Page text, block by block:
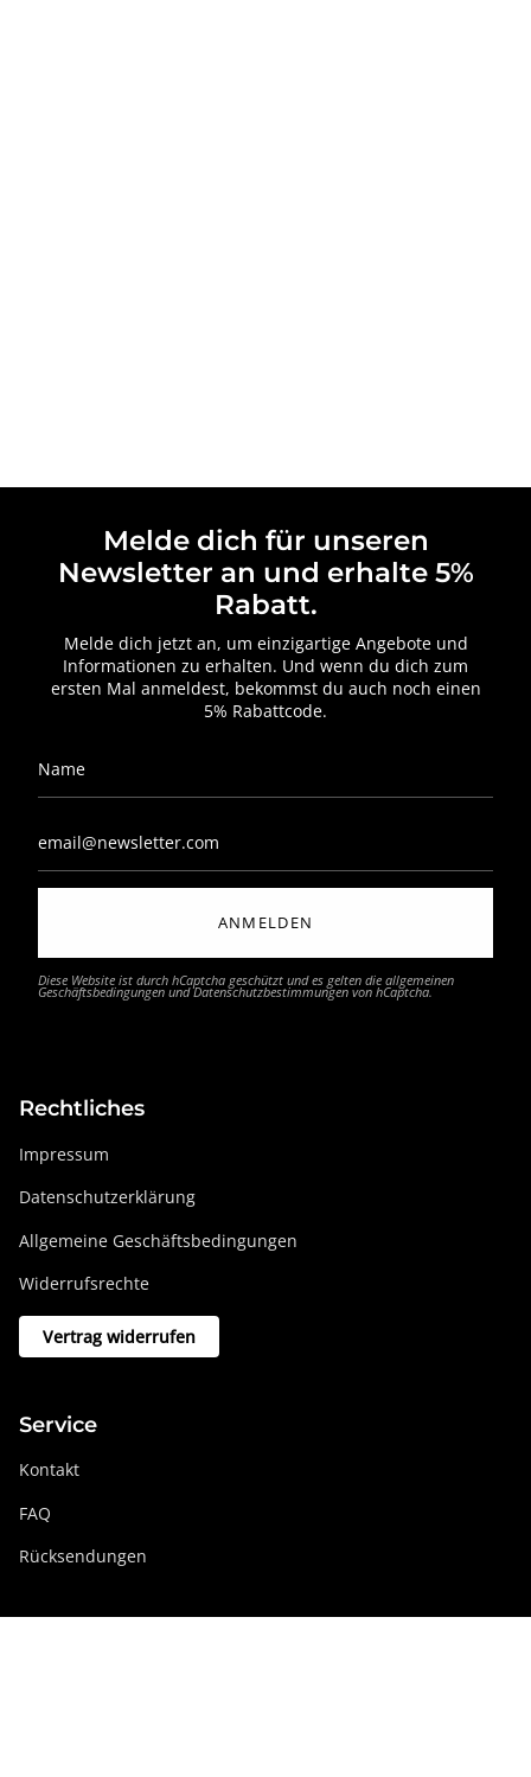
Melde dich für unseren
Newsletter an und erhalte 5%
Rabatt.
Melde dich jetzt an, um einzigartige Angebote und
Informationen zu erhalten. Und wenn du dich zum
ersten Mal anmeldest, bekommst du auch noch einen
5% Rabattcode.
ANMELDEN
Diese Website ist durch hCaptcha geschützt und es gelten die allgemeinen
Geschäftsbedingungen undDatenschutzbestimmungen von hCaptcha.
Rechtliches
Impressum
Datenschutzerklärung
Allgemeine Geschäftsbedingungen
Widerrufsrechte
Vertrag widerrufen
Service
Kontakt
FAQ
Rücksendungen